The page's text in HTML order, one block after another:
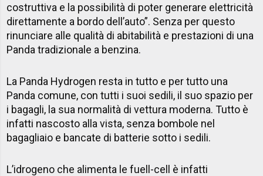
costruttiva e la possibilità di poter generare elettricità
direttamente a bordo dell’auto”. Senza per questo
rinunciare alle qualità di abitabilità e prestazioni di una
Panda tradizionale a benzina.
La Panda Hydrogen resta in tutto e per tutto una
Panda comune, con tutti i suoi sedili, il suo spazio per
i bagagli, la sua normalità di vettura moderna. Tutto è
infatti nascosto alla vista, senza bombole nel
bagagliaio e bancate di batterie sotto i sedili.
L’idrogeno che alimenta le fuell-cell è infatti